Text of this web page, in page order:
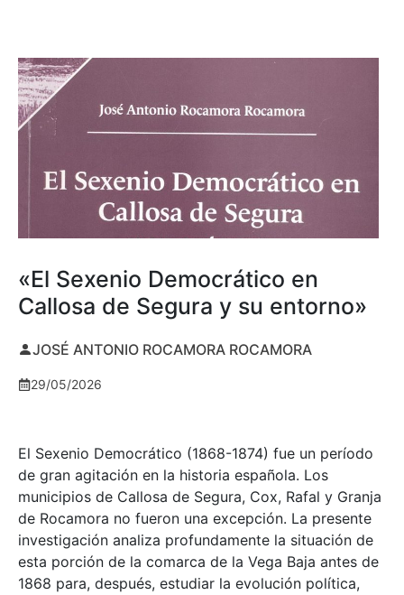
«El Sexenio Democrático en
Callosa de Segura y su entorno»
JOSÉ ANTONIO ROCAMORA ROCAMORA
29/05/2026
El Sexenio Democrático (1868-1874) fue un período
de gran agitación en la historia española. Los
municipios de Callosa de Segura, Cox, Rafal y Granja
de Rocamora no fueron una excepción. La presente
investigación analiza profundamente la situación de
esta porción de la comarca de la Vega Baja antes de
1868 para, después, estudiar la evolución política,